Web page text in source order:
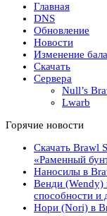
Главная
DNS
Обновление
Новости
Изменение
Скачать
Сервера
Null’s
Lwarb
Горячие новости
Скачать Brawl
«Раменный
Наносилы в
Венди (Wendy)
способности и
Нори (Nori) в